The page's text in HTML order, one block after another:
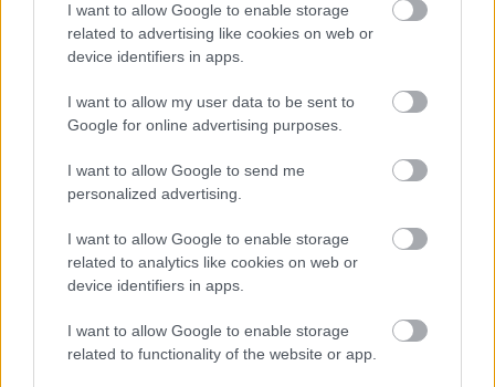
I want to allow Google to enable storage
related to advertising like cookies on web or
device identifiers in apps.
I want to allow my user data to be sent to
Google for online advertising purposes.
I want to allow Google to send me
personalized advertising.
I want to allow Google to enable storage
related to analytics like cookies on web or
device identifiers in apps.
I want to allow Google to enable storage
related to functionality of the website or app.
hogy szeretet, boldogság és vidámság kísérjen
minden napodon. Legyen csodaszép a mai napod!
Megható:
Drága Eufrozina! Köszönöm, hogy vagy nekem.
Kívánom, hogy mindig olyan sok szeretetet és
örömet kapj vissza az élettől, amennyit te adsz
másoknak. Boldog névnapot!